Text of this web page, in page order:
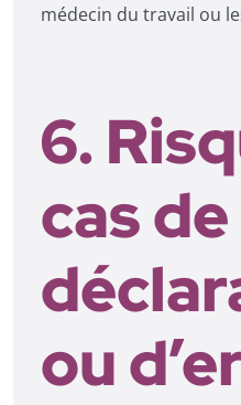
médecin du travail ou
6.
cas
ou